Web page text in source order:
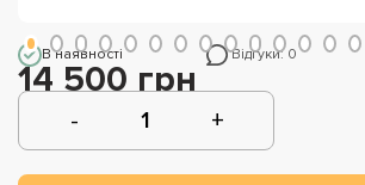
В наявності Відгуки: 0
14 500 грн